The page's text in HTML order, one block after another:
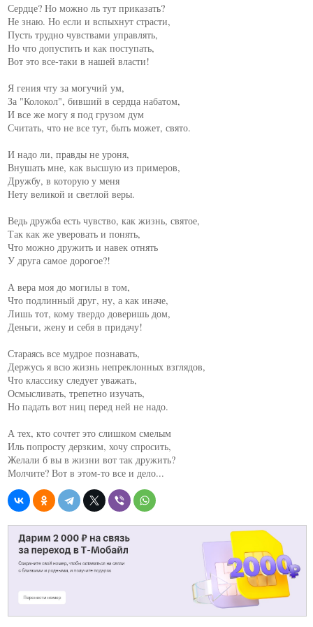
Сердце? Но можно ль тут приказать?
Не знаю. Но если и вспыхнут страсти,
Пусть трудно чувствами управлять,
Но что допустить и как поступать,
Вот это все-таки в нашей власти!
Я гения чту за могучий ум,
За "Колокол", бивший в сердца набатом,
И все же могу я под грузом дум
Считать, что не все тут, быть может, свято.
И надо ли, правды не уроня,
Внушать мне, как высшую из примеров,
Дружбу, в которую у меня
Нету великой и светлой веры.
Ведь дружба есть чувство, как жизнь, святое,
Так как же уверовать и понять,
Что можно дружить и навек отнять
У друга самое дорогое?!
А вера моя до могилы в том,
Что подлинный друг, ну, а как иначе,
Лишь тот, кому твердо доверишь дом,
Деньги, жену и себя в придачу!
Стараясь все мудрое познавать,
Держусь я всю жизнь непреклонных взглядов,
Что классику следует уважать,
Осмысливать, трепетно изучать,
Но падать вот ниц перед ней не надо.
А тех, кто сочтет это слишком смелым
Иль попросту дерзким, хочу спросить,
Желали б вы в жизни вот так дружить?
Молчите? Вот в этом-то все и дело...